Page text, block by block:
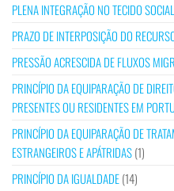
PLENA INTEGRAÇÃO NO TECIDO SOCIAL
PRAZO DE INTERPOSIÇÃO DO
PRESSÃO ACRESCIDA DE FLUXOS
PRINCÍPIO DA EQUIPARAÇÃO DE
PRESENTES OU RESIDENTES EM
PRINCÍPIO DA EQUIPARAÇÃO DE
ESTRANGEIROS E APÁTRIDAS(1)
PRINCÍPIO DA IGUALDADE(14)